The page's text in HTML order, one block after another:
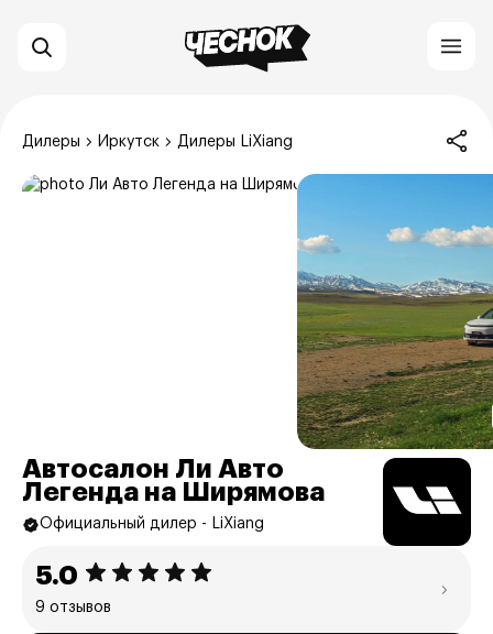
Дилеры Иркутск Дилеры LiXiang
Автосалон Ли Авто
Легенда на Ширямова
Официальный дилер - LiXiang
5.0
9 отзывов